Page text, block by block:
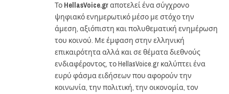
Το HellasVoice.grαποτελεί ένα σύγχρονο
ψηφιακό ενημερωτικό μέσο με στόχο την
άμεση, αξιόπιστη και πολυθεματική ενημέρωση
του κοινού. Με έμφαση στην ελληνική
επικαιρότητα αλλά και σε θέματα διεθνούς
ενδιαφέροντος, το HellasVoice.gr καλύπτει ένα
ευρύ φάσμα ειδήσεων που αφορούν την
κοινωνία, την πολιτική, την οικονομία, τον